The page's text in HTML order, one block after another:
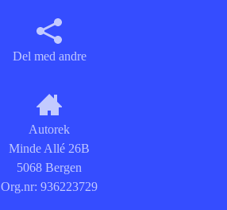
Del med andre
Autorek
Minde Allé 26B
5068 Bergen
Org.nr: 936223729